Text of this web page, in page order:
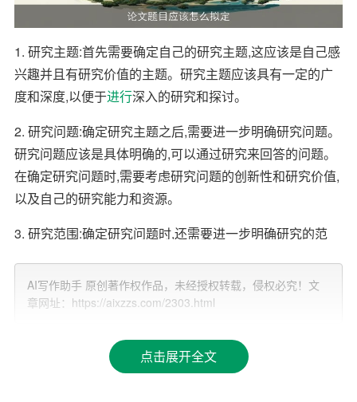
1. 研究主题:首先需要确定自己的研究主题,这应该是自己感
兴趣并且有研究价值的主题。研究主题应该具有一定的广
度和深度,以便于进行深入的研究和探讨。
2. 研究问题:确定研究主题之后,需要进一步明确研究问题。
研究问题应该是具体明确的,可以通过研究来回答的问题。
在确定研究问题时,需要考虑研究问题的创新性和研究价值,
以及自己的研究能力和资源。
3. 研究范围:确定研究问题时,还需要进一步明确研究的范
但同时也要足够宽泛,以便于进行创新性的研究。
4. 研究方法:在确定研究范围之后,需要考虑使用哪种研究方
法来进行研究。研究方法应该是适合自己研究的,并且可以
有效地回答研究问题。
AI写作助手 原创著作权作品，未经授权转载，侵权必究！文
章网址：https://aixzzs.com/2303.html
点击展开全文